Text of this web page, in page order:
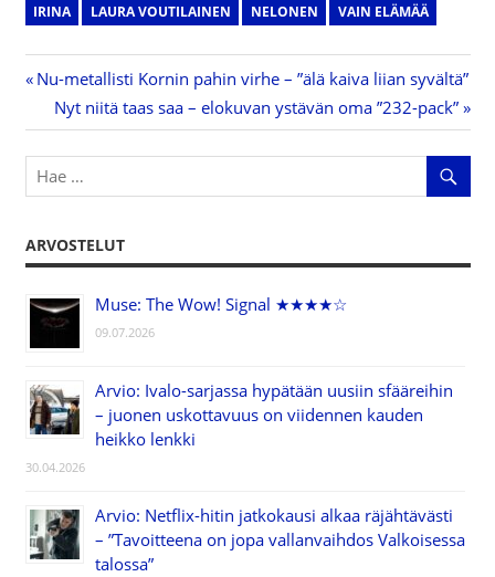
IRINA LAURA VOUTILAINEN NELONEN VAIN ELÄMÄÄ
Artikkelien
selaus
Previous
Post:
Nu-metallisti Kornin pahin virhe – ”älä kaiva liian syvältä”
Next
Post:
Nyt niitä taas saa – elokuvan ystävän oma ”232-pack”
ARVOSTELUT
Muse: The Wow! Signal ★★★★☆
09.07.2026
Arvio: Ivalo-sarjassa hypätään uusiin sfääreihin
– juonen uskottavuus on viidennen kauden
heikko lenkki
30.04.2026
Arvio: Netflix-hitin jatkokausi alkaa räjähtävästi
– ”Tavoitteena on jopa vallanvaihdos Valkoisessa
talossa”